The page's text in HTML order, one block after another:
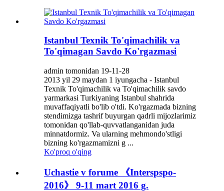
Istanbul Texnik To'qimachilik va
To'qimagan Savdo Ko'rgazmasi
admin tomonidan 19-11-28
2013 yil 29 maydan 1 iyungacha - Istanbul
Texnik To'qimachilik va To'qimachilik savdo
yarmarkasi Turkiyaning Istanbul shahrida
muvaffaqiyatli bo'lib o'tdi. Ko'rgazmada bizning
stendimizga tashrif buyurgan qadrli mijozlarimiz
tomonidan qo'llab-quvvatlanganidan juda
minnatdormiz. Va ularning mehmondo'stligi
bizning ko'rgazmamizni g ...
Ko'proq o'qing
Uchastie v forume 《Interspspo-
2016》 9-11 mart 2016 g.